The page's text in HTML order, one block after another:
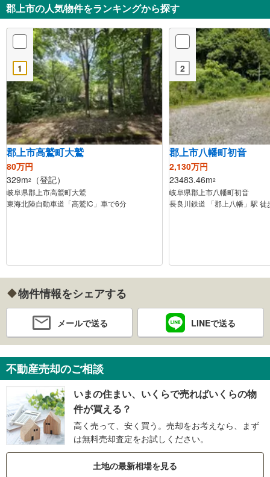
郡上市の人気物件をランキングから探す
1
郡上市高鷲町大鷲
80万円
329m2 （登記）
岐阜県郡上市高鷲町大鷲
東海北陸自動車道「高鷲IC」車で6分
2
郡上市八幡町初音
2,130万円
23483.46m2
岐阜県郡上市八幡町初音
長良川鉄道 「郡上八幡」駅 徒
物件情報をシェアする
メールで送る LINEで送る
不動産売却のご相談
いまの住まい、いくらで売ればいくらの物
件が買える？
高く売って、安く買う。売却をお考えなら、まず
は無料売却査定をお試しください。
土地の最新相場を見る